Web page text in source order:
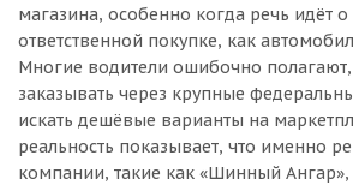
магазина, особенно когда речь идёт о
ответственной покупке, как
Многие водители ошибочно
заказывать через крупные
искать дешёвые варианты на
реальность показывает, что именно
компании, такие как «Шинный Ангар»,